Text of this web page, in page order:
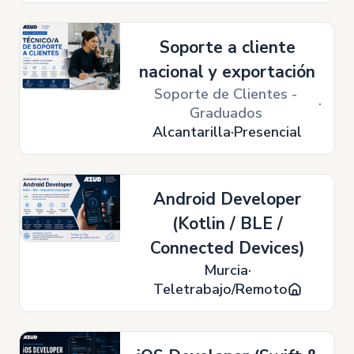
Soporte a cliente
nacional y exportación
Soporte de Clientes -
Graduados
Alcantarilla Presencial
Android Developer
(Kotlin / BLE /
Connected Devices)
Murcia
Teletrabajo/Remoto